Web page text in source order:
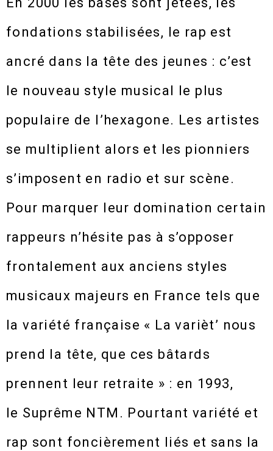
fondations stabilisées, le rap est
ancré dans la tête des jeunes : c’est
le nouveau style musical le plus
populaire de l’hexagone. Les artistes
se multiplient alors et les pionniers
s’imposent en radio et sur scène.
Pour marquer leur domination certain
rappeurs n’hésite pas à s’opposer
frontalement aux anciens styles
musicaux majeurs en France tels que
la variété française « La varièt’ nous
prend la tête, que ces bâtards
prennent leur retraite » : en 1993,
le Suprême NTM. Pourtant variété et
rap sont foncièrement liés et sans la